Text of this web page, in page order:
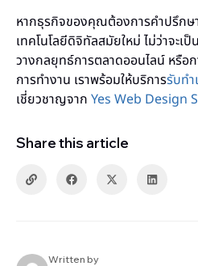
หากธุรกิจของคุณต้องการคำปรึกษ
เทคโนโลยีดิจิทัลสมัยใหม่ ไม่ว่าจะเ
วางกลยุทธ์การตลาดออนไลน์ หรือ
การทำงาน เราพร้อมให้บริการรับทำ
เชี่ยวชาญจาก Yes Web Design
Share this article
Written by